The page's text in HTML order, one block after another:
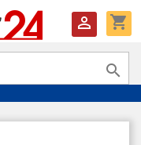
shopping_cart

